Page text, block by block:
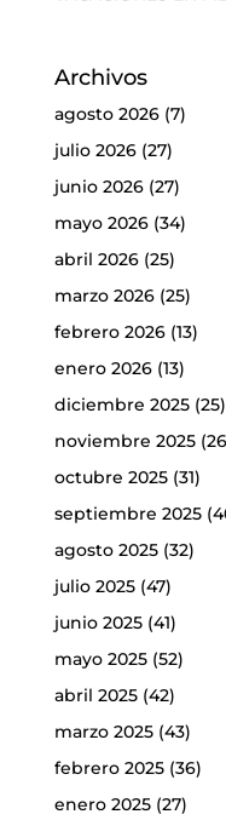
Archivos
agosto 2026(7)
julio 2026(27)
junio 2026(27)
mayo 2026(34)
abril 2026(25)
marzo 2026(25)
febrero 2026(13)
enero 2026(13)
diciembre 2025(25)
noviembre 2025
octubre 2025(31)
septiembre 2025
agosto 2025(32)
julio 2025(47)
junio 2025(41)
mayo 2025(52)
abril 2025(42)
marzo 2025(43)
febrero 2025(36)
enero 2025(27)